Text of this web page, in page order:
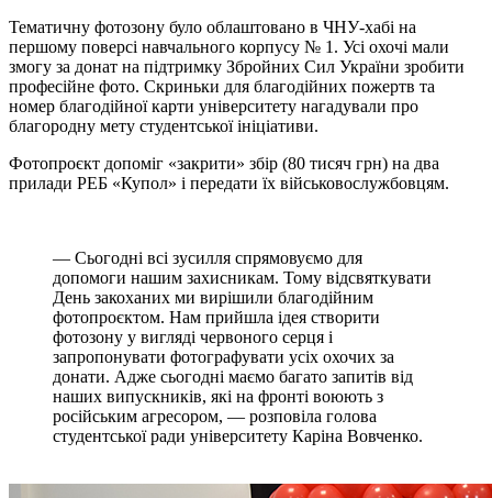
Тематичну фотозону було облаштовано в ЧНУ-хабі на
першому поверсі навчального корпусу № 1. Усі охочі мали
змогу за донат на підтримку Збройних Сил України зробити
професійне фото. Скриньки для благодійних пожертв та
номер благодійної карти університету нагадували про
благородну мету студентської ініціативи.
Фотопроєкт допоміг «закрити» збір (80 тисяч грн) на два
прилади РЕБ «Купол» і передати їх військовослужбовцям.
— Сьогодні всі зусилля спрямовуємо для
допомоги нашим захисникам. Тому відсвяткувати
День закоханих ми вирішили благодійним
фотопроєктом. Нам прийшла ідея створити
фотозону у вигляді червоного серця і
запропонувати фотографувати усіх охочих за
донати. Адже сьогодні маємо багато запитів від
наших випускників, які на фронті воюють з
російським агресором, — розповіла голова
студентської ради університету Каріна Вовченко.